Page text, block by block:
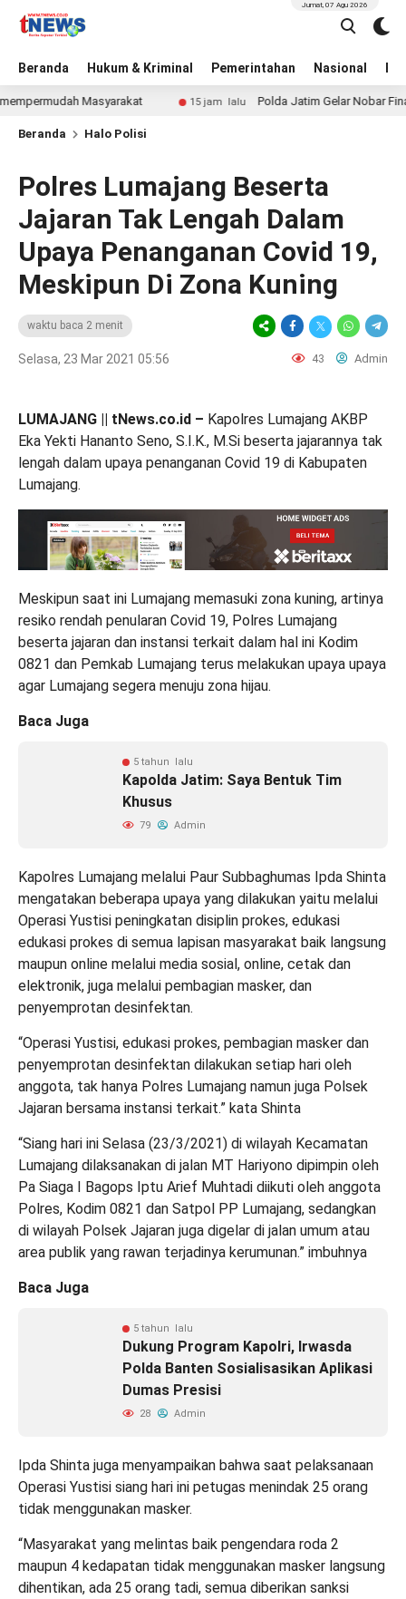
Beranda Hukum & Kriminal Pemerintahan Nasional
Jumat, 07 Agu 2026
Masyarakat 15 jam lalu Polda Jatim Gelar Nobar Final
Beranda Halo Polisi
Polres Lumajang Beserta
Jajaran Tak Lengah Dalam
Upaya Penanganan Covid 19,
Meskipun Di Zona Kuning
waktu baca 2 menit
Selasa, 23 Mar 2021 05:56 43 Admin
LUMAJANG || tNews.co.id – Kapolres Lumajang AKBP
Eka Yekti Hananto Seno, S.I.K., M.Si beserta jajarannya tak
lengah dalam upaya penanganan Covid 19 di Kabupaten
Lumajang.
Meskipun saat ini Lumajang memasuki zona kuning, artinya
resiko rendah penularan Covid 19, Polres Lumajang
beserta jajaran dan instansi terkait dalam hal ini Kodim
0821 dan Pemkab Lumajang terus melakukan upaya upaya
agar Lumajang segera menuju zona hijau.
Baca Juga
5 tahun lalu
Kapolda Jatim: Saya Bentuk Tim
Khusus
79 Admin
Kapolres Lumajang melalui Paur Subbaghumas Ipda Shinta
mengatakan beberapa upaya yang dilakukan yaitu melalui
Operasi Yustisi peningkatan disiplin prokes, edukasi
edukasi prokes di semua lapisan masyarakat baik langsung
maupun online melalui media sosial, online, cetak dan
elektronik, juga melalui pembagian masker, dan
penyemprotan desinfektan.
“Operasi Yustisi, edukasi prokes, pembagian masker dan
penyemprotan desinfektan dilakukan setiap hari oleh
anggota, tak hanya Polres Lumajang namun juga Polsek
Jajaran bersama instansi terkait.” kata Shinta
“Siang hari ini Selasa (23/3/2021) di wilayah Kecamatan
Lumajang dilaksanakan di jalan MT Hariyono dipimpin oleh
Pa Siaga I Bagops Iptu Arief Muhtadi diikuti oleh anggota
Polres, Kodim 0821 dan Satpol PP Lumajang, sedangkan
di wilayah Polsek Jajaran juga digelar di jalan umum atau
area publik yang rawan terjadinya kerumunan.” imbuhnya
Baca Juga
5 tahun lalu
Dukung Program Kapolri, Irwasda
Polda Banten Sosialisasikan Aplikasi
Dumas Presisi
28 Admin
Ipda Shinta juga menyampaikan bahwa saat pelaksanaan
Operasi Yustisi siang hari ini petugas menindak 25 orang
tidak menggunakan masker.
“Masyarakat yang melintas baik pengendara roda 2
maupun 4 kedapatan tidak menggunakan masker langsung
dihentikan, ada 25 orang tadi, semua diberikan sanksi